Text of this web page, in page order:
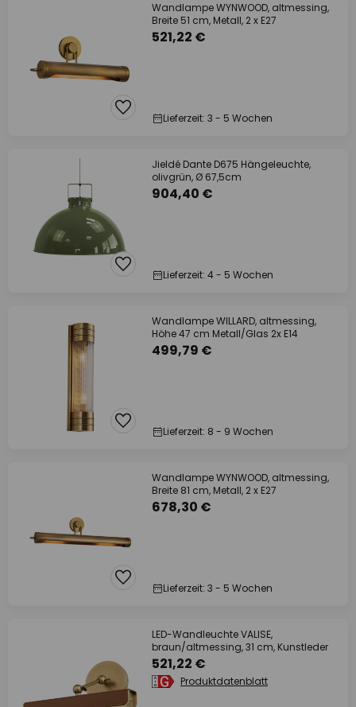
Wandlampe WYNWOOD, altmessing,
Breite 51 cm, Metall, 2 x E27
521,22 €
Lieferzeit: 3 - 5 Wochen
Jieldé Dante D675 Hängeleuchte,
olivgrün, Ø 67,5cm
904,40 €
Lieferzeit: 4 - 5 Wochen
Wandlampe WILLARD, altmessing,
Höhe 47 cm Metall/Glas 2x E14
499,79 €
Lieferzeit: 8 - 9 Wochen
Wandlampe WYNWOOD, altmessing,
Breite 81 cm, Metall, 2 x E27
678,30 €
Lieferzeit: 3 - 5 Wochen
LED-Wandleuchte VALISE,
braun/altmessing, 31 cm, Kunstleder
521,22 €
Produktdatenblatt